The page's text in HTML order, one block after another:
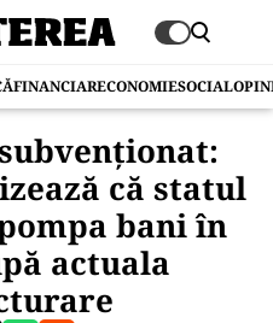
FINANCIARECONOMIESOCIAL
că statul
bani în
actuala